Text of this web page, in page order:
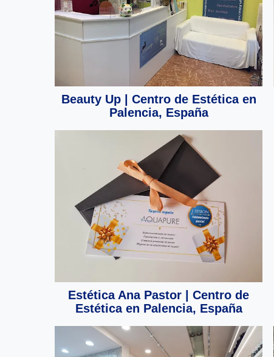
Beauty Up | Centro de Estética en
Palencia, España
Estética Ana Pastor | Centro de
Estética en Palencia, España